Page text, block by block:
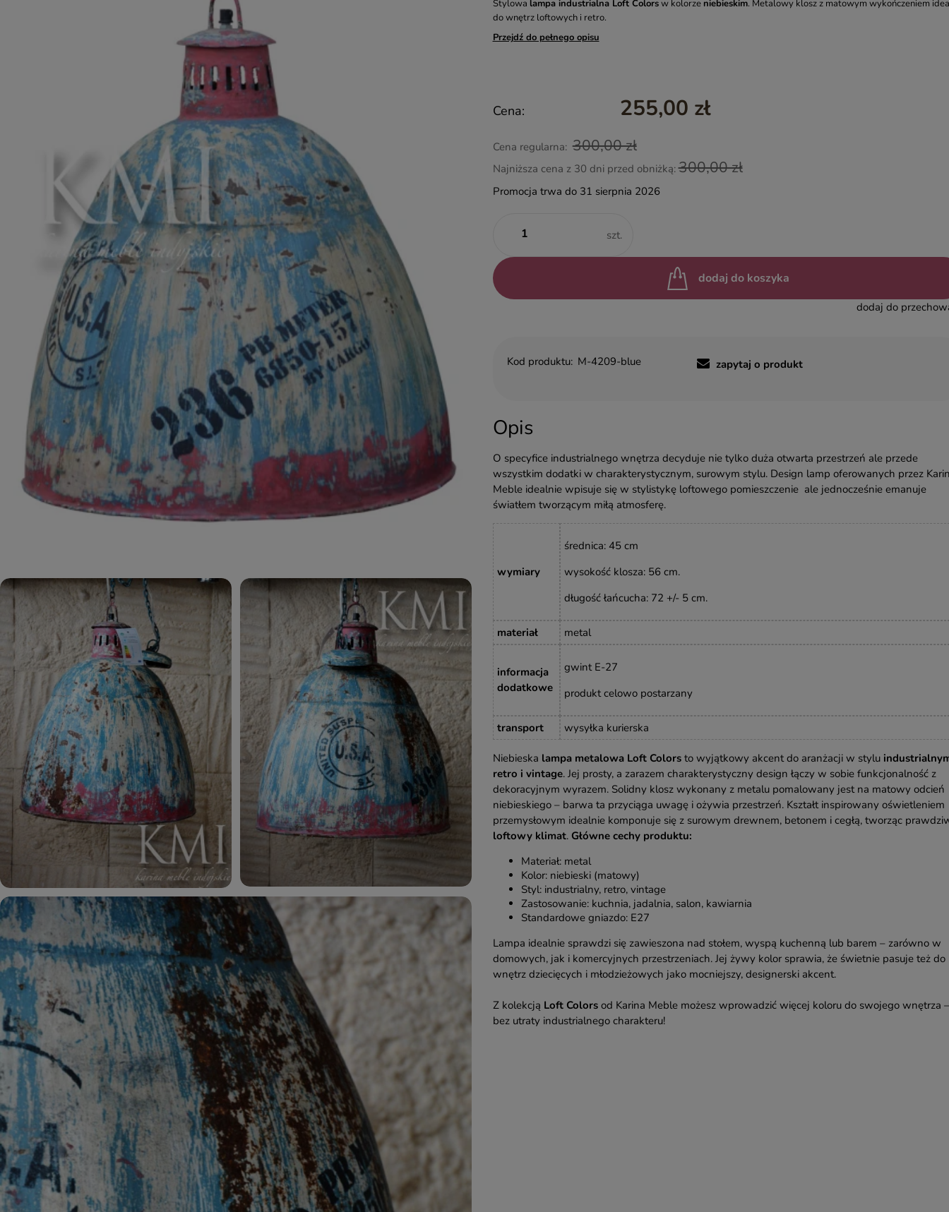
ROMA – MEBLE LOFTOWE MANGO I METAL
WESTPORT – LOFTOWE MEBLE VINTAGE
RIVERSIDE – POSTARZONE MEBLE LOFTOWE DREWNIANE
MILO – NOWOCZESNE MEBLE INDYJSKIE Z DREWNA MANGO
Stylowa lampa industrialna Loft Colorsw kolorze niebieskim. Metalowy klosz z matowym wykończeniem
do wnętrz loftowych i retro.
Przejdź do pełnego opisu
Cena: 255,00 zł
Cena regularna: 300,00 zł
Najniższa cena z 30 dni przed obniżką:300,00 zł
Promocja trwa do 31 sierpnia 2026
szt.
dodaj do koszyka
dodaj do
Kod produktu: M-4209-blue zapytaj o produkt
Opis
O specyfice industrialnego wnętrza decyduje nie tylko duża otwarta przestrzeń ale przede
wszystkim dodatki w charakterystycznym, surowym stylu. Design lamp oferowanych przez
Meble idealnie wpisuje się w stylistykę loftowego pomieszczenie ale jednocześnie emanuje
światłem tworzącym miłą atmosferę.
wymiary
średnica: 45 cm
wysokość klosza: 56 cm.
długość łańcucha: 72 +/- 5 cm.
materiał metal
informacja
dodatkowe
gwint E-27
produkt celowo postarzany
transport wysyłka kurierska
Niebieska lampa metalowa Loft Colorsto wyjątkowy akcent do aranżacji w stylu
retro i vintage. Jej prosty, a zarazem charakterystyczny design łączy w sobie funkcjonalność z
dekoracyjnym wyrazem. Solidny klosz wykonany z metalu pomalowany jest na matowy odcień
niebieskiego – barwa ta przyciąga uwagę i ożywia przestrzeń. Kształt inspirowany oświetleniem
przemysłowym idealnie komponuje się z surowym drewnem, betonem i cegłą, tworząc
loftowy klimat. Główne cechy produktu:
Materiał: metal
Kolor: niebieski (matowy)
Styl: industrialny, retro, vintage
Zastosowanie: kuchnia, jadalnia, salon, kawiarnia
Standardowe gniazdo: E27
Lampa idealnie sprawdzi się zawieszona nad stołem, wyspą kuchenną lub barem – zarówno w
domowych, jak i komercyjnych przestrzeniach. Jej żywy kolor sprawia, że świetnie pasuje też do
wnętrz dziecięcych i młodzieżowych jako mocniejszy, designerski akcent.
Z kolekcją Loft Colorsod Karina Meble możesz wprowadzić więcej koloru do swojego wnętrza –
bez utraty industrialnego charakteru!